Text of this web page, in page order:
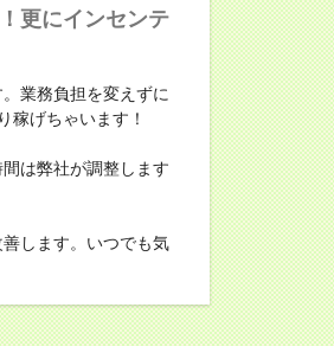
更にインセンテ
業務負担を変えずに
稼げちゃいます！
は弊社が調整します
します。いつでも気